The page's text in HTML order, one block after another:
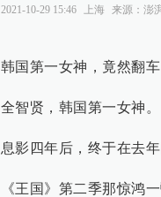
2021-10-29 15:46 上海 来源： 澎
韩国第一女神，竟然翻
全智贤，韩国第一女神。
息影四年后，终于在去年
《王国》第二季那惊鸿